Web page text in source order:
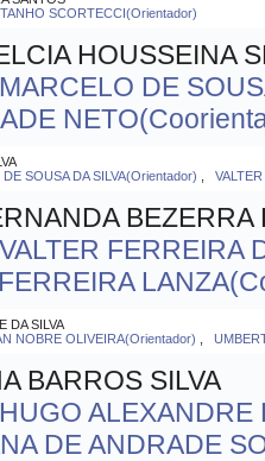
SCORTECCI(Orientador)
HOUSSEINA
MARCELO DE
SOUSA DA SILVA(Orientador)
BEZERRA
VALTER FERREIRA
DA SILVA
NOBRE OLIVEIRA(Orientador)
BARROS SILVA
HUGO
DE ANDRADE